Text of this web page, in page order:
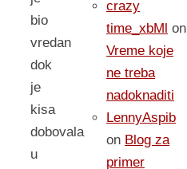
bio
vredan
dok
je
kisa
dobovala
u
crazy
time_xbMl on
Vreme koje
ne treba
nadoknaditi
LennyAspib
on Blog za
primer